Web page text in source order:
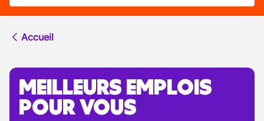
Accueil
MEILLEURS EMPLOIS
POUR VOUS